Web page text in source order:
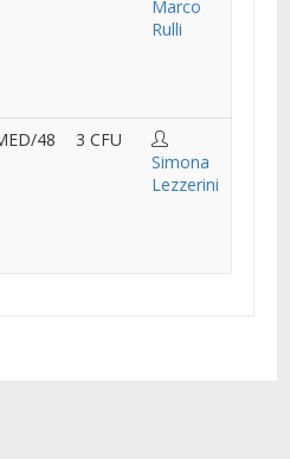
Marco
Rulli
48
3 CFU
Simona
Lezzerini